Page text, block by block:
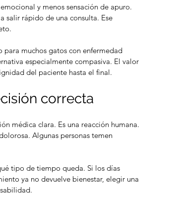
versus
y menos sensación de apuro.
rápido de una consulta. Ese
muchos gatos con enfermedad
especialmente compasiva. El valor
del paciente hasta el final.
correcta
médica clara. Es una reacción humana.
Algunas personas temen
tipo de tiempo queda. Si los días
ya no devuelve bienestar, elegir una